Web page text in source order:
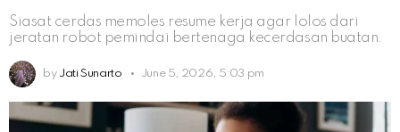
Siasat cerdas memoles resume kerja agar lolos dari
jeratan robot pemindai bertenaga kecerdasan buatan.
by Jati Sunarto June 5, 2026, 5:03 pm